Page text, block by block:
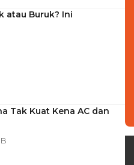
atau Buruk? Ini
Tak Kuat Kena AC dan